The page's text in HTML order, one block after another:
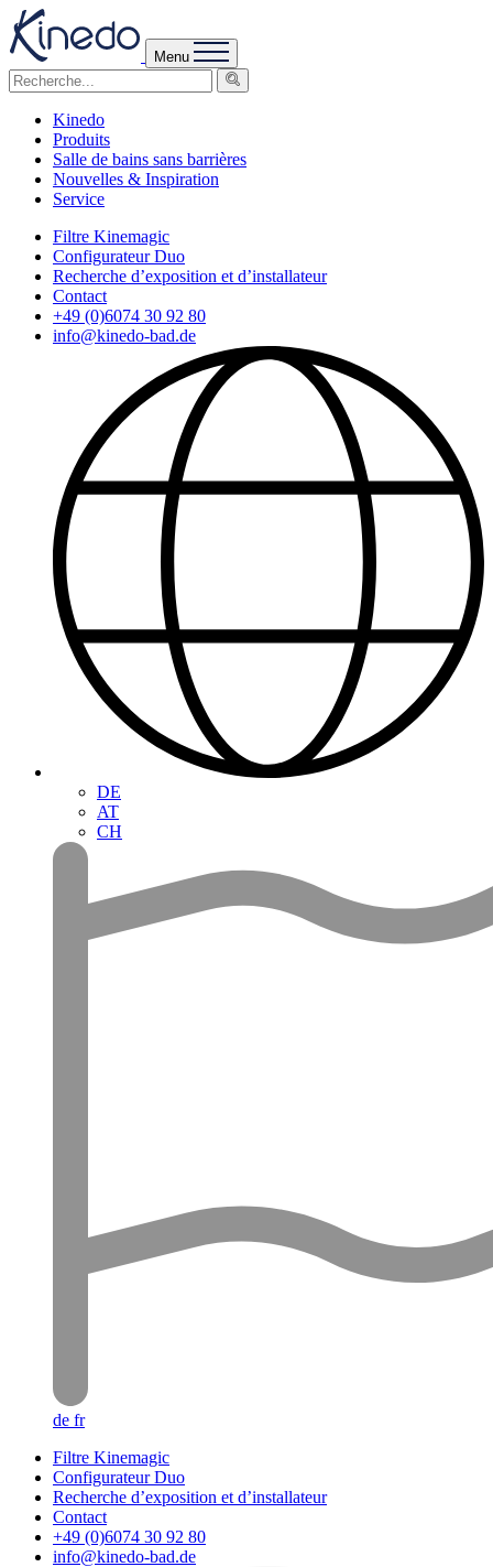
Menu
Kinedo
Produits
Salle de bains sans barrières
Nouvelles & Inspiration
Service
Filtre Kinemagic
Configurateur Duo
Recherche d’exposition et d’installateur
Contact
+49 (0)6074 30 92 80
info@kinedo-bad.de
DE
AT
CH
de fr
Filtre Kinemagic
Configurateur Duo
Recherche d’exposition et d’installateur
Contact
+49 (0)6074 30 92 80
info@kinedo-bad.de